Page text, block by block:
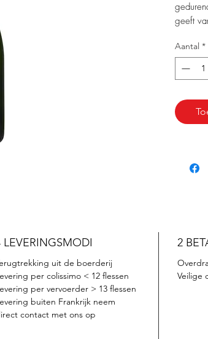
geeft
Ontdek
die
Aantal *
LEVERINGSMODI
uit de boerderij
per colissimo < 12 flessen
per vervoerder > 13 flessen
buiten Frankrijk neem
contact met ons op
2
Veilige